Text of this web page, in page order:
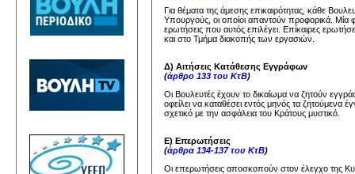
Για θέματα της άμεσης επικαιρότητας, κάθε
Υπουργούς, οι οποίοι απαντούν προφορικά. Μία
ερωτήσεις που αυτός επιλέγει. Επίκαιρες
και στο Τμήμα διακοπής των εργασιών.
Δ) Αιτήσεις Κατάθεσης Εγγράφων
(άρθρο 133 του ΚτΒ)
Οι Βουλευτές έχουν το δικαίωμα να ζητούν
οφείλει να καταθέσει εντός μηνός τα
σχετικό με την ασφάλεια του Κράτους μυστικό.
Ε) Επερωτήσεις
(άρθρα 134-137 του ΚτΒ)
Οι επερωτήσεις αποσκοπούν στον έλεγχο της